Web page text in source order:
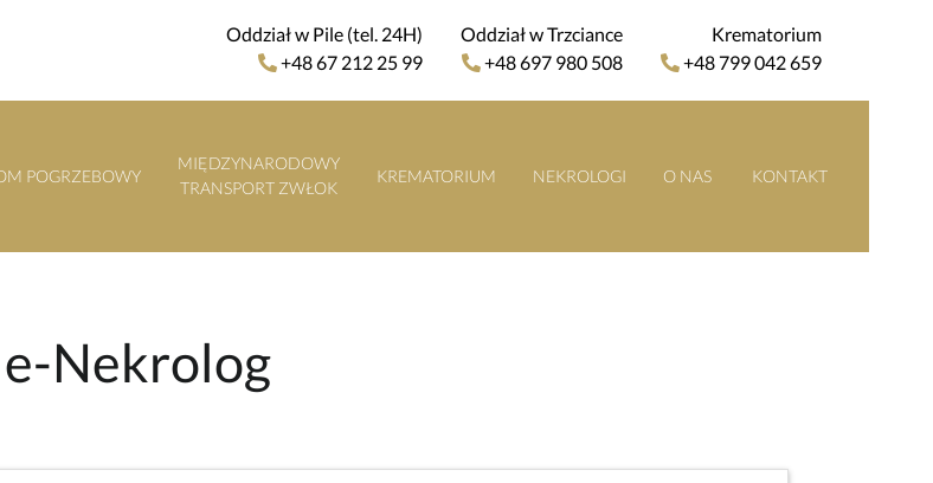
Oddział w Pile (tel. 24H)
+48 67 212 25 99
Oddział w Trzciance
+48 697 980 508
Krematorium
+48 799 042 659
POGRZEBOWY
MIĘDZYNARODOWY
TRANSPORT ZWŁOK
KREMATORIUM NEKROLOGI O NAS KONTAKT
e-Nekrolog